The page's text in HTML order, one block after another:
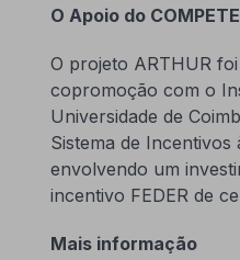
O Apoio do
O projeto ARTHUR
copromoção com o
Universidade de
Sistema de
envolvendo um
incentivo FEDER de
Mais informação